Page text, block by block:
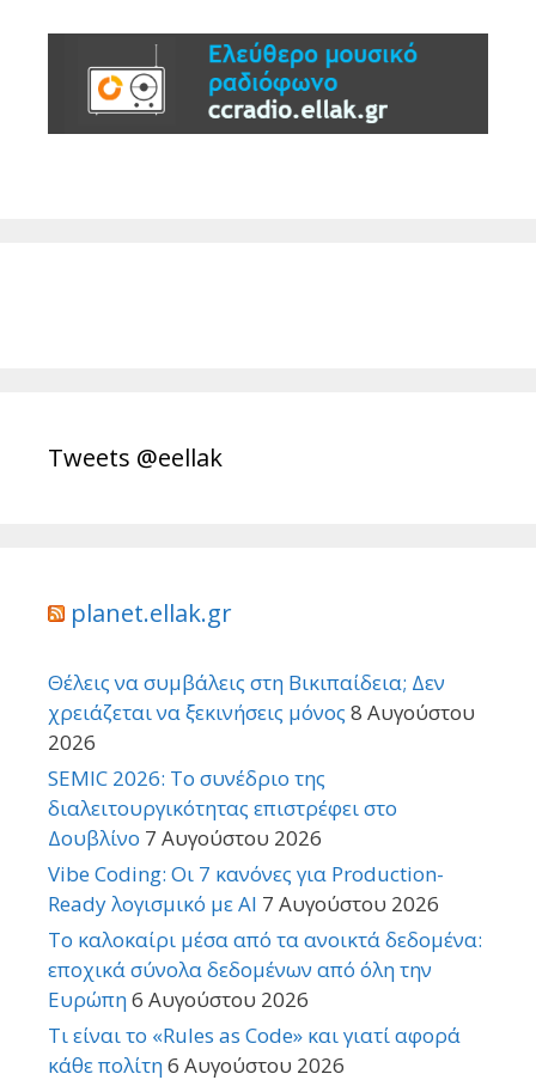
Tweets @eellak
planet.ellak.gr
Θέλεις να συμβάλεις στη Βικιπαίδεια; Δεν
χρειάζεται να ξεκινήσεις μόνος 8 Αυγούστου
2026
SEMIC 2026: Το συνέδριο της
διαλειτουργικότητας επιστρέφει στο
Δουβλίνο 7 Αυγούστου 2026
Vibe Coding: Οι 7 κανόνες για Production-
Ready λογισμικό με AI 7 Αυγούστου 2026
Το καλοκαίρι μέσα από τα ανοικτά δεδομένα:
εποχικά σύνολα δεδομένων από όλη την
Ευρώπη6 Αυγούστου 2026
Τι είναι το «Rules as Code» και γιατί αφορά
κάθε πολίτη6 Αυγούστου 2026